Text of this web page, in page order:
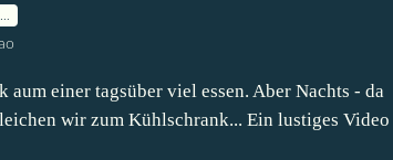
einer tagsüber viel essen. Aber Nachts - da
wir zum Kühlschrank... Ein lustiges Video